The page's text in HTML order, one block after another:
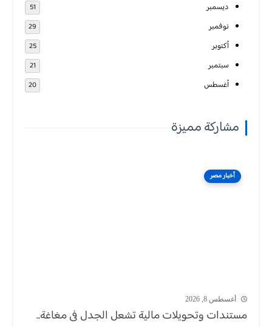
ديسمبر 51
نوفمبر 29
أكتوبر 25
سبتمبر 21
أغسطس 20
مشاركة مميزة
أخبار مصر
أغسطس 8, 2026
مستندات وتحويلات مالية تشعل الجدل فى مغاغة..